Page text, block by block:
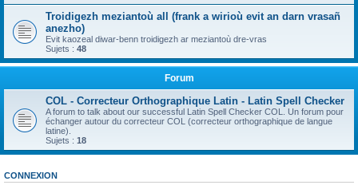
Troidigezh meziantoù all (frank a wirioù evit an darn vrasañ
anezho)
Evit kaozeal diwar-benn troidigezh ar meziantoù dre-vras
Sujets : 48
Forum
COL - Correcteur Orthographique Latin - Latin Spell Checker
A forum to talk about our successful Latin Spell Checker COL. Un forum pour
échanger autour du correcteur COL (correcteur orthographique de langue
latine).
Sujets : 18
CONNEXION